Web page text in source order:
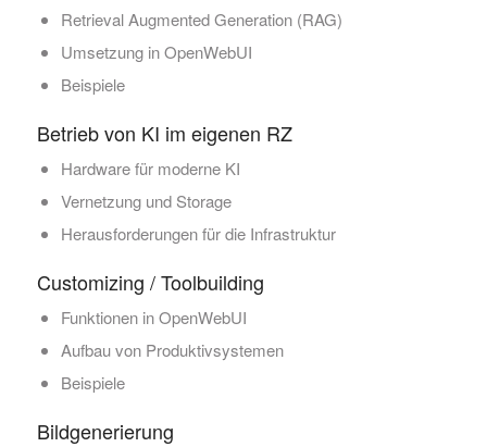
Retrieval Augmented Generation (RAG)
Umsetzung in OpenWebUI
Beispiele
Betrieb von KI im eigenen RZ
Hardware für moderne KI
Vernetzung und Storage
Herausforderungen für die Infrastruktur
Customizing / Toolbuilding
Funktionen in OpenWebUI
Aufbau von Produktivsystemen
Beispiele
Bildgenerierung